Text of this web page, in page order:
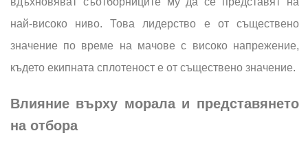
най-високо ниво. Това лидерство е от съществено
значение по време на мачове с високо напрежение,
където екипната сплотеност е от съществено значение.
Влияние върху морала и представянето
на отбора